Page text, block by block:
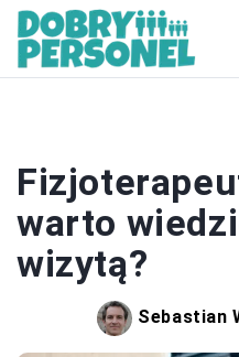
warto
wizytą?
Sebastian